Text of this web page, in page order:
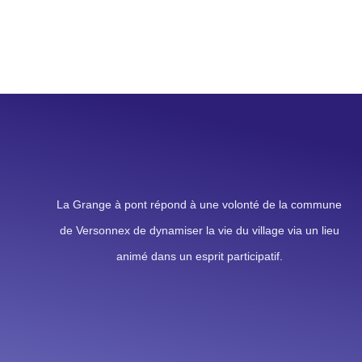
La Grange à pont répond à une volonté de la commune
de Versonnex de dynamiser la vie du village via un lieu
animé dans un esprit participatif.